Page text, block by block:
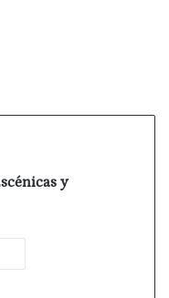
de seguridad.
de la que intenta
lo que saben?
débiles y las
juega
ha de
a lo que afirma,
y